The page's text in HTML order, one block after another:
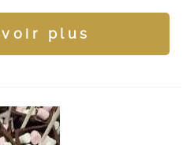
plus